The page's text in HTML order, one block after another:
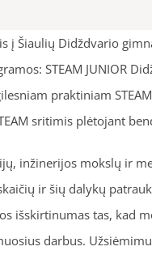
į Šiaulių Didždvario
STEAM JUNIOR
praktiniam
sritimis plėtojant
inžinerijos mokslų ir
ir šių dalykų
išskirtinumas tas,
darbus.